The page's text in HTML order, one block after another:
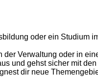
oder ein Studium
Verwaltung oder in
und gehst sicher mit
dir neue